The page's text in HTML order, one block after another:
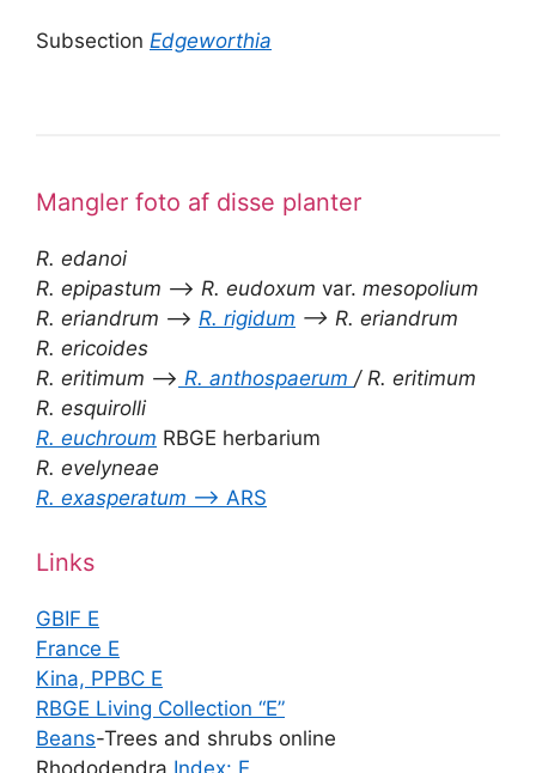
Subsection Edgeworthia
Mangler foto af disse planter
R. edanoi
R. epipastum –> R. eudoxum var. mesopolium
R. eriandrum –> R. rigidum –> R. eriandrum
R. ericoides
R. eritimum –> R. anthospaerum / R. eritimum
R. esquirolli
R. euchroum RBGE herbarium
R. evelyneae
R. exasperatum –> ARS
Links
GBIF E
France E
Kina, PPBC E
RBGE Living Collection “E”
Beans-Trees and shrubs online
Rhododendra Index: E